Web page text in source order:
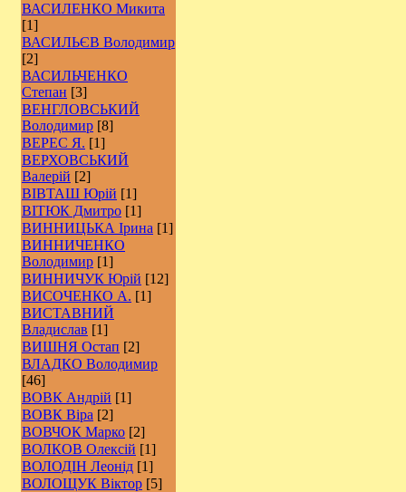
ВАСИЛЕНКО Микита
[1]
ВАСИЛЬЄВ Володимир
[2]
ВАСИЛЬЧЕНКО
Степан [3]
ВЕНГЛОВСЬКИЙ
Володимир [8]
ВЕРЕС Я. [1]
ВЕРХОВСЬКИЙ
Валерій [2]
ВІВТАШ Юрій [1]
ВІТЮК Дмитро [1]
ВИННИЦЬКА Ірина [1]
ВИННИЧЕНКО
Володимир [1]
ВИННИЧУК Юрій [12]
ВИСОЧЕНКО А. [1]
ВИСТАВНИЙ
Владислав [1]
ВИШНЯ Остап [2]
ВЛАДКО Володимир
[46]
ВОВК Андрій [1]
ВОВК Віра [2]
ВОВЧОК Марко [2]
ВОЛКОВ Олексій [1]
ВОЛОДІН Леонід [1]
ВОЛОЩУК Віктор [5]